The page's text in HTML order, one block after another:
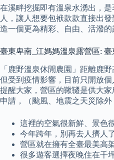
在溪畔挖掘即有溫泉水湧出，
人，讓人想要包袱款款直接出
造一個更為精彩、自由、活潑的
臺東卑南_江媽媽溫泉露營區:
「鹿野溫泉休閒農園」距離鹿
但受到疫情影響，目前只開放
提醒大家，營區的鞦韆是供大
申請，（颱風、地震之天災除
這裡的空氣很新鮮、景色
今年跨年，別再去人擠人
營區就在擁有全臺最美高
很多遊客選擇夜晚住在千